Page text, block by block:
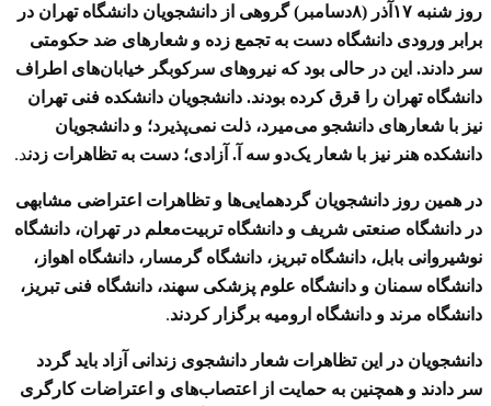
روز شنبه ۱۷آذر (۸دسامبر) گروهی از دانشجویان دانشگاه تهران در
برابر ورودی دانشگاه دست به تجمع زده و شعارهای ضد حکومتی
سر دادند. این در حالی بود که نیروهای سرکوبگر خیابان‌های اطراف
دانشگاه تهران را قرق کرده بودند. دانشجویان دانشکده فنی تهران
نیز با شعارهای دانشجو می‌میرد، ذلت نمی‌پذیرد؛ و دانشجویان
دانشکده هنر نیز با شعار یک‌دو سه آ. آزادی؛ دست به تظاهرات زدند.
در همین روز دانشجویان گردهمایی‌ها و تظاهرات اعتراضی مشابهی
در دانشگاه صنعتی شریف و دانشگاه تربیت‌معلم در تهران، دانشگاه
نوشیروانی بابل، دانشگاه تبریز، دانشگاه گرمسار، دانشگاه اهواز،
دانشگاه سمنان و دانشگاه علوم پزشکی سهند، دانشگاه فنی تبریز،
دانشگاه مرند و دانشگاه ارومیه برگزار کردند.
دانشجویان در این تظاهرات شعار دانشجوی زندانی آزاد باید گردد
سر دادند و همچنین به حمایت از اعتصاب‌های و اعتراضات کارگری